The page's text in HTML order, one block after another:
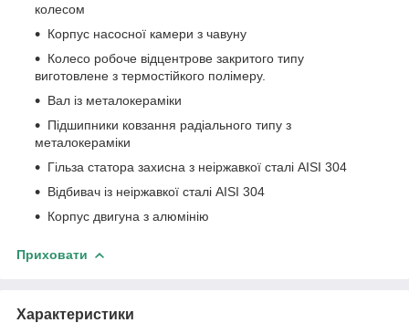
колесом
Корпус насосної камери з чавуну
Колесо робоче відцентрове закритого типу
виготовлене з термостійкого полімеру.
Вал із металокераміки
Підшипники ковзання радіального типу з
металокераміки
Гільза статора захисна з неіржавкої сталі AISI 304
Відбивач із неіржавкої сталі AISI 304
Корпус двигуна з алюмінію
Приховати
Характеристики